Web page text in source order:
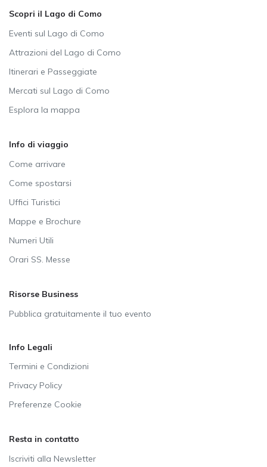
Scopri il Lago di Como
Eventi sul Lago di Como
Attrazioni del Lago di Como
Itinerari e Passeggiate
Mercati sul Lago di Como
Esplora la mappa
Info di viaggio
Come arrivare
Come spostarsi
Uffici Turistici
Mappe e Brochure
Numeri Utili
Orari SS. Messe
Risorse Business
Pubblica gratuitamente il tuo evento
Info Legali
Termini e Condizioni
Privacy Policy
Preferenze Cookie
Resta in contatto
Iscriviti alla Newsletter